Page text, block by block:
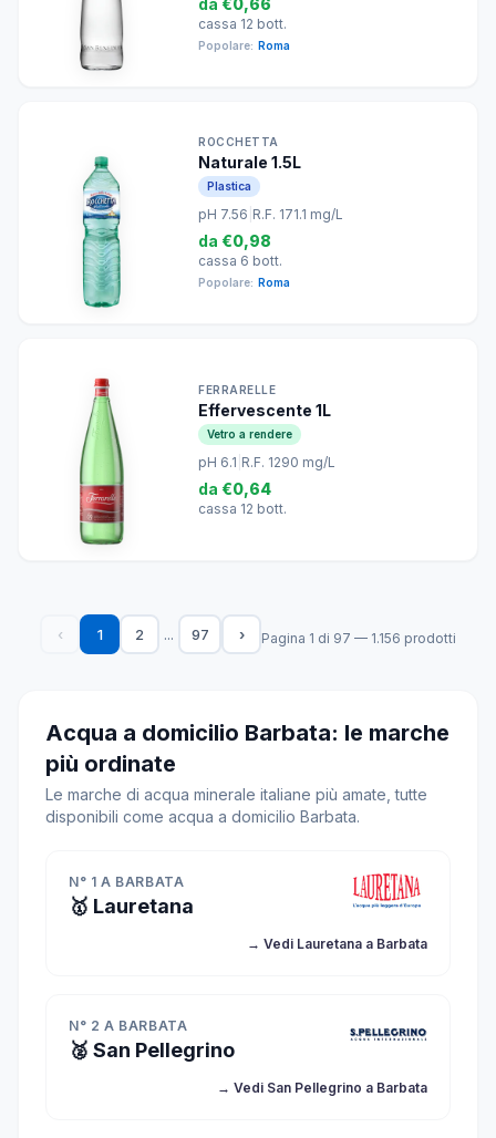
da €0,66
cassa 12 bott.
Popolare: Roma
ROCCHETTA
Naturale 1.5L
Plastica
pH 7.56 R.F. 171.1 mg/L
da €0,98
cassa 6 bott.
Popolare: Roma
FERRARELLE
Effervescente 1L
Vetro a rendere
pH 6.1 R.F. 1290 mg/L
da €0,64
cassa 12 bott.
‹ 1 2 ... 97 › Pagina 1 di 97 — 1.156 prodotti
Acqua a domicilio Barbata: le marche
più ordinate
Le marche di acqua minerale italiane più amate, tutte
disponibili come acqua a domicilio Barbata.
N° 1 A BARBATA
🥇 Lauretana
→ Vedi Lauretana a Barbata
N° 2 A BARBATA
🥈 San Pellegrino
→ Vedi San Pellegrino a Barbata